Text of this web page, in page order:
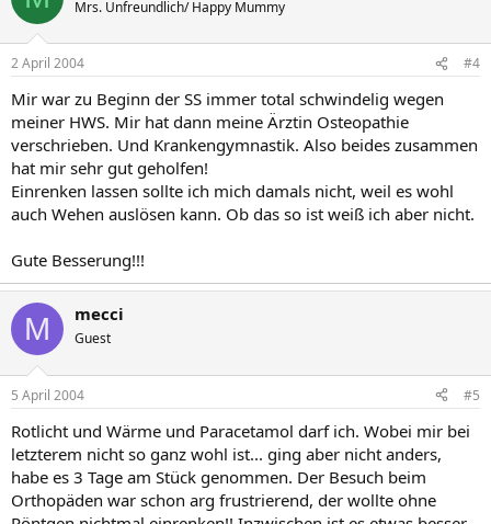
Mrs. Unfreundlich/ Happy Mummy
2 April 2004 #4
Mir war zu Beginn der SS immer total schwindelig wegen
meiner HWS. Mir hat dann meine Ärztin Osteopathie
verschrieben. Und Krankengymnastik. Also beides zusammen
hat mir sehr gut geholfen!
Einrenken lassen sollte ich mich damals nicht, weil es wohl
auch Wehen auslösen kann. Ob das so ist weiß ich aber nicht.
Gute Besserung!!!
M mecci
Guest
5 April 2004 #5
Rotlicht und Wärme und Paracetamol darf ich. Wobei mir bei
letzterem nicht so ganz wohl ist... ging aber nicht anders,
habe es 3 Tage am Stück genommen. Der Besuch beim
Orthopäden war schon arg frustrierend, der wollte ohne